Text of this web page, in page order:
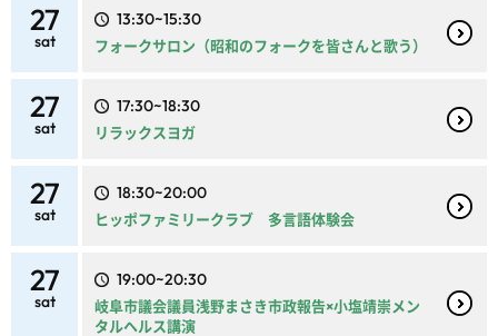
27
sat
13:30~15:30
フォークサロン（昭和のフォークを皆さんと歌う）
27
sat
17:30~18:30
リラックスヨガ
27
sat
18:30~20:00
ヒッポファミリークラブ 多言語体験会
27
sat
19:00~20:30
岐阜市議会議員浅野まさき市政報告×小塩靖崇メン
タルヘルス講演